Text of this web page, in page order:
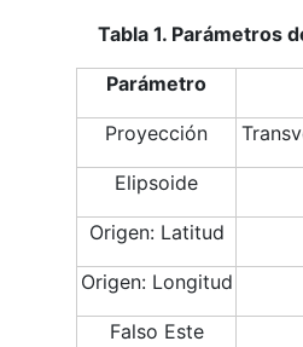
Tabla 1. Parámetros
Parámetro
Proyección
Elipsoide
Origen: Latitud
Origen: Longitud
Falso Este